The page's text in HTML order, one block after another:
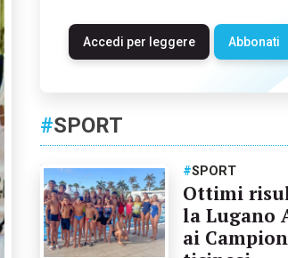
Accedi per leggere Abbonati
#SPORT
#SPORT
Ottimi
la Lugano
ai